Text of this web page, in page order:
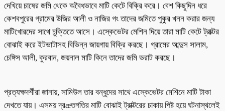
দেখিয়ে চাষের জমি থেকে অবৈধভাবে মাটি কেটে বিক্রি করে। বেশ কিছুদিন ধরে
কেশবপুরের গ্রামের উজির আলী ও নাজির গং তাদের জমিতে পুকুর খনন করার জন্য
মাটিখোরদের সাথে চুক্তিতে আসে। এস্কেভেটর মেশিন দিয়ে তারা মাটি কেটে ট্রাক্টর
বোঝাই করে ইটভাটাসহ বিভিন্ন জায়গায় বিক্রি করছে। গ্রামের আব্দুস সালাম,
চেঙ্গিস আলী, কুরবান, জয়নাল মাটি কিনে তাদের জমি ভরাট করছে।
প্রত্যক্ষদর্শীরা জানায়, সামিউল তার বন্ধুদের সাথে এস্কেভেটর মেশিনে মাটি টাকা
দেখতে যায়। এসময় দ্রæতগতির মাটি বোঝাই ট্রাক্টরের চাকায় পিষ্ট হয়ে ঘটনাস্থলেই